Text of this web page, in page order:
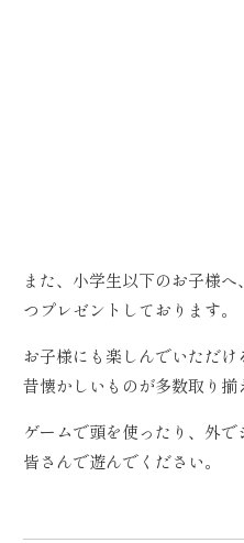
また、小学生以下のお子様
つプレゼントしております。
お子様にも楽しんでいただ
昔懐かしいものが多数取り揃
ゲームで頭を使ったり、外で
皆さんで遊んでください。